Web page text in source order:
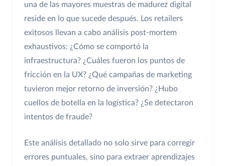
una de las mayores muestras de madurez digital
reside en lo que sucede después. Los retailers
exitosos llevan a cabo análisis post-mortem
exhaustivos: ¿Cómo se comportó la
infraestructura? ¿Cuáles fueron los puntos de
fricción en la UX? ¿Qué campañas de marketing
tuvieron mejor retorno de inversión? ¿Hubo
cuellos de botella en la logística? ¿Se detectaron
intentos de fraude?
Este análisis detallado no solo sirve para corregir
errores puntuales, sino para extraer aprendizajes